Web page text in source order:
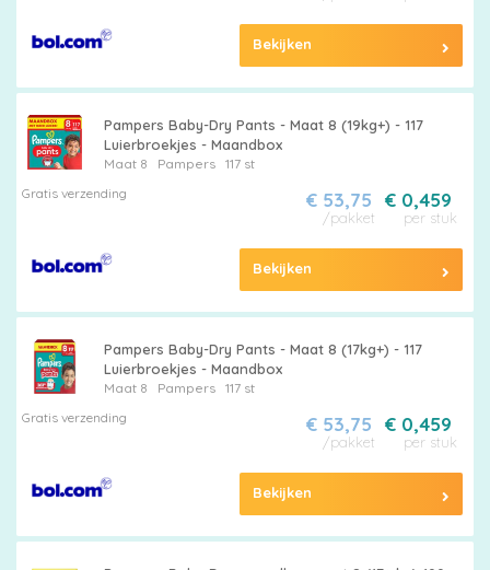
Bekijken
Pampers Baby-Dry Pants - Maat 8 (19kg+) - 117
Luierbroekjes - Maandbox
Maat 8 Pampers
117 st
Gratis verzending
€ 0,459
per stuk
€ 53,75
/pakket
Bekijken
Pampers Baby-Dry Pants - Maat 8 (17kg+) - 117
Luierbroekjes - Maandbox
Maat 8 Pampers
117 st
Gratis verzending
€ 0,459
per stuk
€ 53,75
/pakket
Bekijken